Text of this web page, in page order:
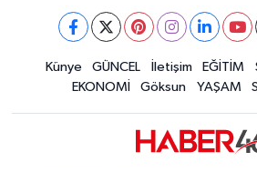
Kahramanmaraş'ta
Kahramanmaraş'ta Müzik
14:18 |Konserler Satışları
Kahramanmaraş'ta 45
13:53 |KAFUM'da Rock Gecesi!
Kahramanmaraş-Göksun
Künye GÜNCEL İletişim EĞİTİM
EKONOMİ
Göksun YAŞAM